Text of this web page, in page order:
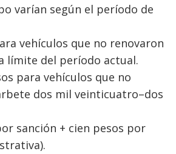
varían según el período de
vehículos que no renovaron
límite del período actual.
para vehículos que no
dos mil veinticuatro–dos
sanción + cien pesos por